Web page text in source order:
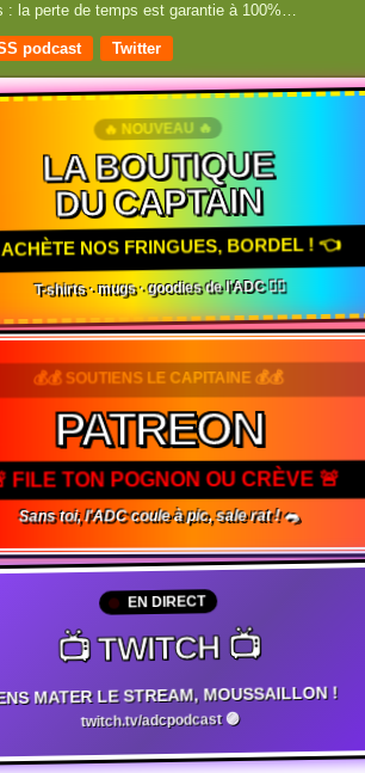
: la perte de temps est garantie à 100%…
podcast Twitter
🔥 NOUVEAU 🔥
LA BOUTIQUE
DU CAPTAIN
NOS FRINGUES, BORDEL ! 👈
T-shirts · mugs · goodies de l'ADC 🏴‍☠️
💰💰 SOUTIENS LE CAPITAINE 💰💰
PATREON
FILE TON POGNON OU CRÈVE 🚨
Sans toi, l'ADC coule à pic, sale rat ! 🐀
EN DIRECT
📺 TWITCH 📺
MATER LE STREAM, MOUSSAILLON !
twitch.tv/adcpodcast 🟣